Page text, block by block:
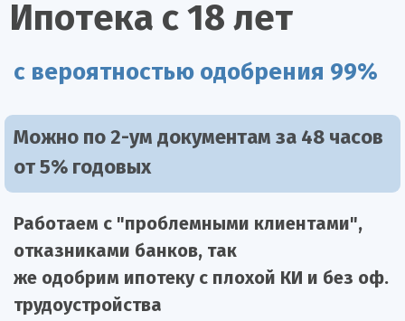
Ипотека с 18 лет
с вероятностью одобрения 99%
Можно по 2-ум документам за 48 часов
от 5% годовых
Работаем с "проблемными клиентами",
отказниками банков, так
же одобрим ипотеку с плохой КИ и без оф.
трудоустройства